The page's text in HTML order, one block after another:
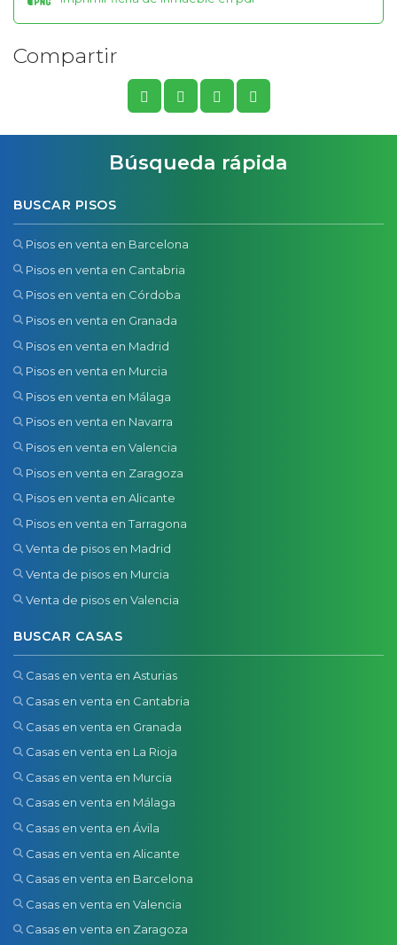
Compartir
Búsqueda rápida
BUSCAR PISOS
Pisos en venta en Barcelona
Pisos en venta en Cantabria
Pisos en venta en Córdoba
Pisos en venta en Granada
Pisos en venta en Madrid
Pisos en venta en Murcia
Pisos en venta en Málaga
Pisos en venta en Navarra
Pisos en venta en Valencia
Pisos en venta en Zaragoza
Pisos en venta en Alicante
Pisos en venta en Tarragona
Venta de pisos en Madrid
Venta de pisos en Murcia
Venta de pisos en Valencia
BUSCAR CASAS
Casas en venta en Asturias
Casas en venta en Cantabria
Casas en venta en Granada
Casas en venta en La Rioja
Casas en venta en Murcia
Casas en venta en Málaga
Casas en venta en Ávila
Casas en venta en Alicante
Casas en venta en Barcelona
Casas en venta en Valencia
Casas en venta en Zaragoza